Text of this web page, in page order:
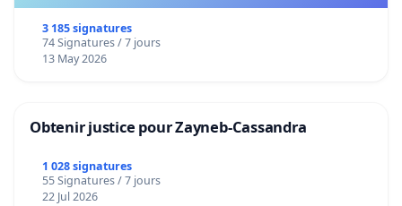
3 185 signatures
74 Signatures / 7 jours
13 May 2026
Obtenir justice pour Zayneb-Cassandra
1 028 signatures
55 Signatures / 7 jours
22 Jul 2026